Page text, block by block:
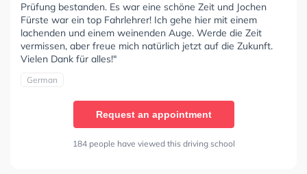
Prüfung bestanden. Es war eine schöne Zeit und Jochen
Fürste war ein top Fahrlehrer! Ich gehe hier mit einem
lachenden und einem weinenden Auge. Werde die Zeit
vermissen, aber freue mich natürlich jetzt auf die Zukunft.
Vielen Dank für alles!"
German
Request an appointment
184 people have viewed this driving school